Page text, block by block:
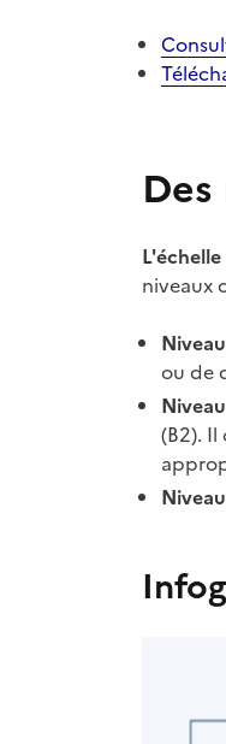
niveaux
ou de
(B2).